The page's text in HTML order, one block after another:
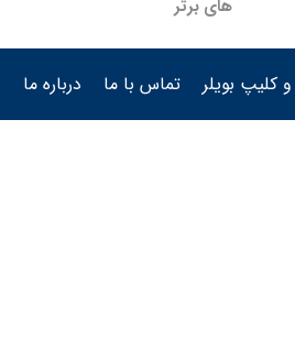
های برتر
کلیپ بویلر تماس با ما درباره ما